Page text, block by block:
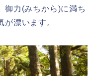
御力(みちから)に満ち
漂います。